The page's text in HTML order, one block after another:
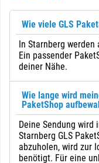
Wie viele GLS
In Starnberg werden
Ein passender
deiner Nähe.
Wie lange wird
PaketShop
Deine Sendung wird
Starnberg GLS
abzuholen, wird zur
benötigt. Für eine